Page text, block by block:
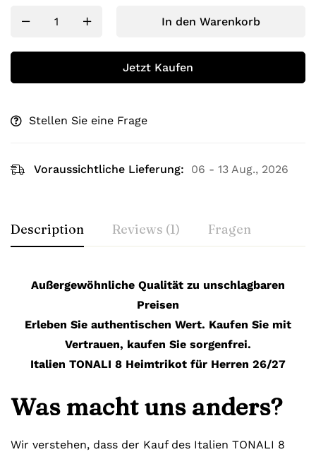
In den Warenkorb
Jetzt Kaufen
Stellen Sie eine Frage
Voraussichtliche Lieferung: 06 - 13 Aug., 2026
Description Reviews (1) Fragen
Außergewöhnliche Qualität zu unschlagbaren
Preisen
Erleben Sie authentischen Wert. Kaufen Sie mit
Vertrauen, kaufen Sie sorgenfrei.
Italien TONALI 8 Heimtrikot für Herren 26/27
Was macht uns anders?
Wir verstehen, dass der Kauf des Italien TONALI 8